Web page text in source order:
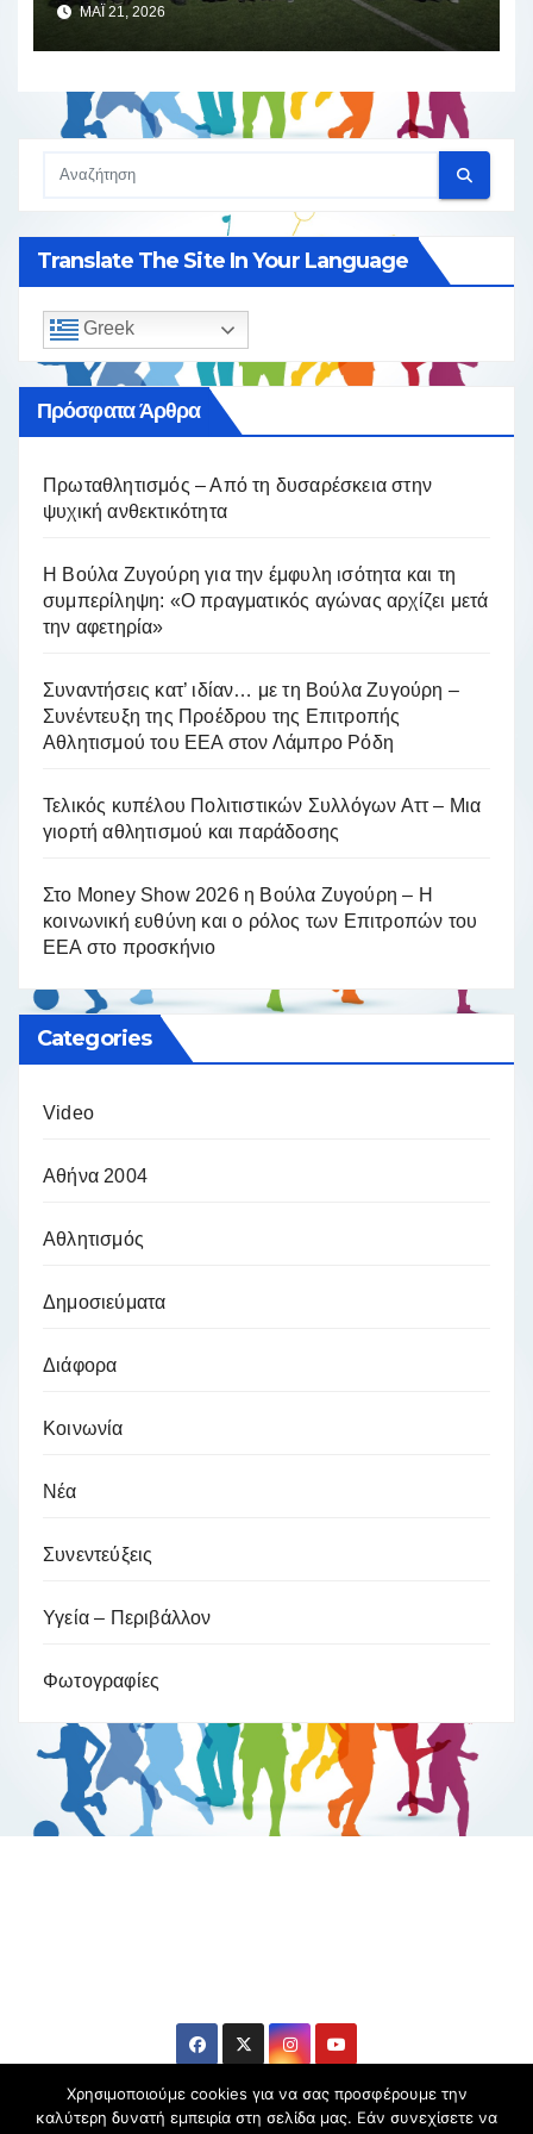
ΜΆΙ 21, 2026
Translate The Site In Your Language
Greek
Πρόσφατα Άρθρα
Πρωταθλητισμός – Από τη δυσαρέσκεια στην
ψυχική ανθεκτικότητα
Η Βούλα Ζυγούρη για την έμφυλη ισότητα και τη
συμπερίληψη: «Ο πραγματικός αγώνας αρχίζει μετά
την αφετηρία»
Συναντήσεις κατ’ ιδίαν… με τη Βούλα Ζυγούρη –
Συνέντευξη της Προέδρου της Επιτροπής
Αθλητισμού του ΕΕΑ στον Λάμπρο Ρόδη
Τελικός κυπέλου Πολιτιστικών Συλλόγων Αττ – Μια
γιορτή αθλητισμού και παράδοσης
Στο Money Show 2026 η Βούλα Ζυγούρη – Η
κοινωνική ευθύνη και ο ρόλος των Επιτροπών του
ΕΕΑ στο προσκήνιο
Categories
Video
Αθήνα 2004
Αθλητισμός
Δημοσιεύματα
Διάφορα
Κοινωνία
Νέα
Συνεντεύξεις
Υγεία – Περιβάλλον
Φωτογραφίες
Χρησιμοποιούμε cookies για να σας προσφέρουμε την
καλύτερη δυνατή εμπειρία στη σελίδα μας. Εάν συνεχίσετε να